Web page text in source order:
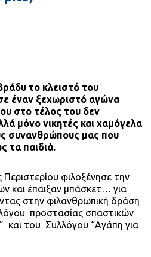
το κλειστό του
έναν ξεχωριστό αγώνα
στο τέλος του δεν
μόνο νικητές και χαμόγελα
συνανθρώπους μας που
τα παιδιά.
φιλοξένησε την
και έπαιξαν μπάσκετ… για
στην φιλανθρωπική δράση
προστασίας σπαστικών
και του Συλλόγου “Αγάπη για